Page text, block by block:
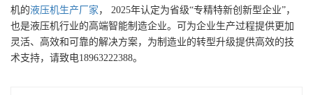
机的液压机生产厂家 ， 2025年认定为省级“专精特新创新型企业”，
也是液压机行业的高端智能制造企业。可为企业生产过程提供更加
灵活、高效和可靠的解决方案，为制造业的转型升级提供高效的技
术支持，请致电18963222388。